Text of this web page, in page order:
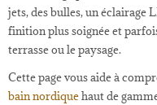
jets, des bulles, un
finition plus soignée et
terrasse ou le paysage.
Cette page vous aide à
bain nordiquehaut de